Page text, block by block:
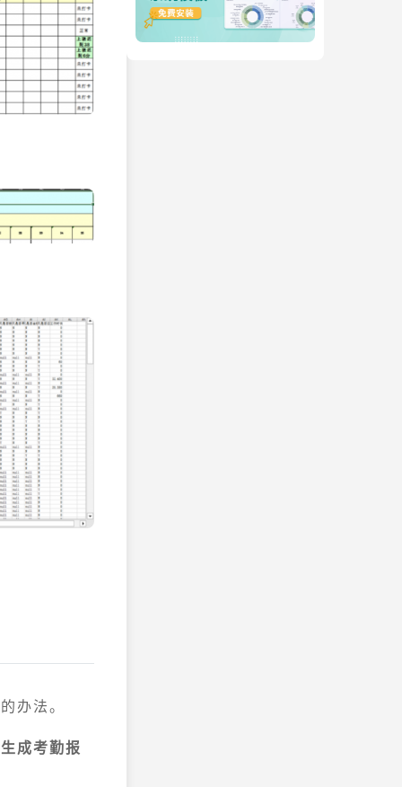
办法。
成考勤报